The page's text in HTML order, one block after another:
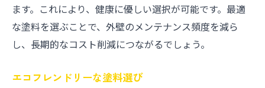
ます。これにより、健康に優しい選択が可能です。最適
な塗料を選ぶことで、外壁のメンテナンス頻度を減ら
し、長期的なコスト削減につながるでしょう。
エコフレンドリーな塗料選び